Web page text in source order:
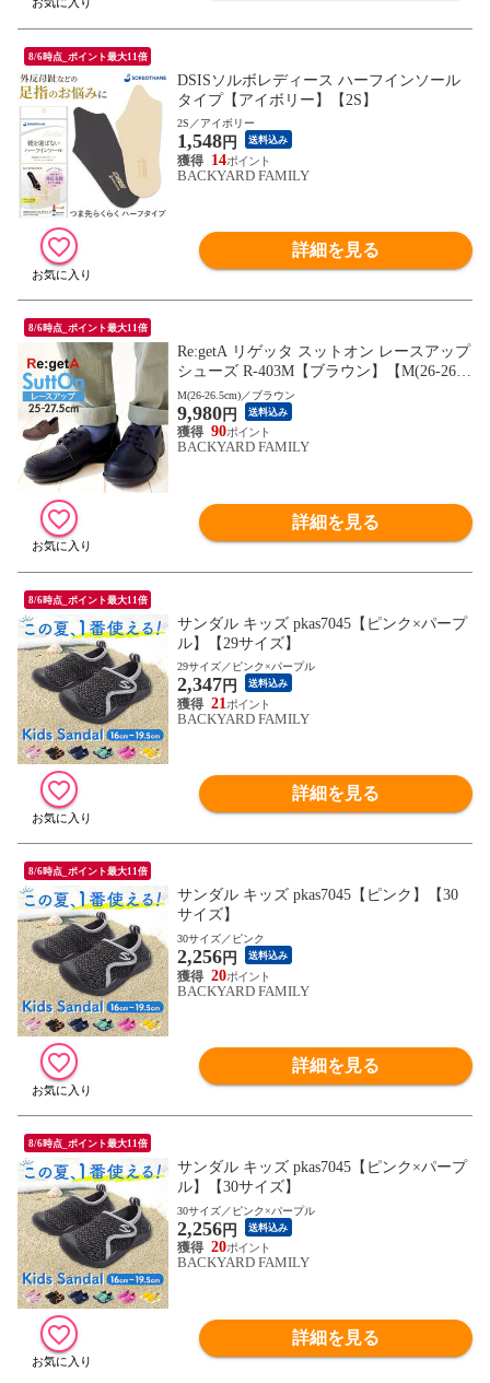
8/6時点_ポイント最大11倍
DSISソルボレディース ハーフインソール
タイプ【アイボリー】【2S】
2S／アイボリー
1,548円 送料込み
14
BACKYARD FAMILY
詳細を見る
8/6時点_ポイント最大11倍
Re:getA リゲッタ スットオン レースアップ
シューズ R-403M【ブラウン】【M(26-26.5
cm)】
M(26-26.5cm)／ブラウン
9,980円 送料込み
90
BACKYARD FAMILY
詳細を見る
8/6時点_ポイント最大11倍
サンダル キッズ pkas7045【ピンク×パープ
ル】【29サイズ】
29サイズ／ピンク×パープル
2,347 円 送料込み
21
BACKYARD FAMILY
詳細を見る
8/6時点_ポイント最大11倍
サンダル キッズ pkas7045【ピンク】【30
サイズ】
30サイズ／ピンク
2,256円 送料込み
20
BACKYARD FAMILY
詳細を見る
8/6時点_ポイント最大11倍
サンダル キッズ pkas7045【ピンク×パープ
ル】【30サイズ】
30サイズ／ピンク×パープル
2,256円 送料込み
20
BACKYARD FAMILY
詳細を見る